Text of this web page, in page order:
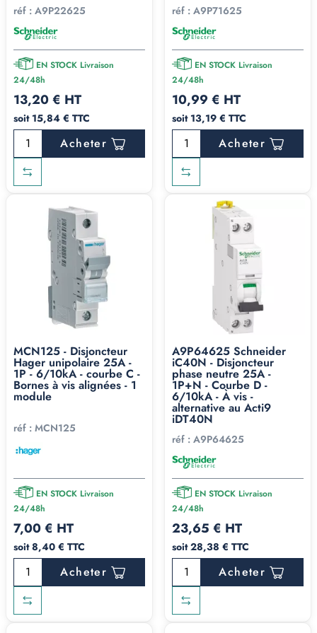
réf : A9P22625
EN STOCK Livraison
24/48h
13,20 € HT
soit 15,84 € TTC
Acheter
réf : A9P71625
EN STOCK Livraison
24/48h
10,99 € HT
soit 13,19 € TTC
Acheter
MCN125 - Disjoncteur
Hager unipolaire 25A -
1P - 6/10kA - courbe C -
Bornes à vis alignées - 1
module
réf : MCN125
EN STOCK Livraison
24/48h
7,00 € HT
soit 8,40 € TTC
Acheter
A9P64625 Schneider
iC40N - Disjoncteur
phase neutre 25A -
1P+N - Courbe D -
6/10kA - À vis -
alternative au Acti9
iDT40N
réf : A9P64625
EN STOCK Livraison
24/48h
23,65 € HT
soit 28,38 € TTC
Acheter